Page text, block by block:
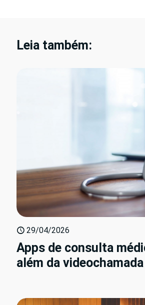
Leia também:
29/04/2026
Apps de consulta
além da videochamada